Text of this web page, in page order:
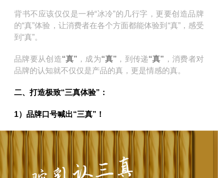
背书不应该仅仅是一种“冰冷”的几行字，更要创造品牌
的“真”体验，让消费者在各个方面都能体验到“真”，感受
到“真”。
品牌要从创造“真” ，成为“真” ，到传递“真” ，消费者对
品牌的认知就不仅仅是产品的真，更是情感的真。
二、打造极致“三真体验”：
1）品牌口号喊出“三真”！